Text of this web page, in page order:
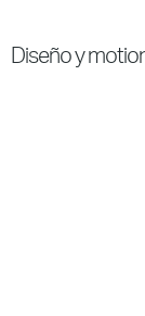
Diseño y